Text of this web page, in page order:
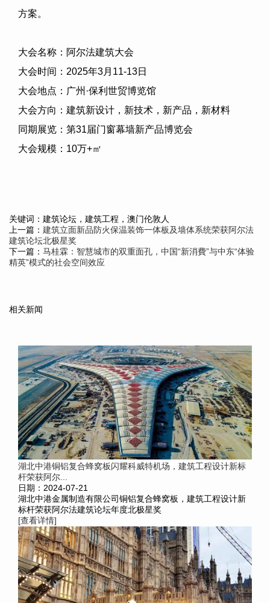
方案。
大会名称：阿尔法建筑大会
大会时间： 2025年3月 11-13日
大会地点：广州·保利世贸博览馆
大会方向：建筑新设计，新技术，新产品，新材料
同期展览：第31届门窗幕墙新产品博览会
大会规模： 10万+㎡
关键词：建筑论坛，建筑工程，澳门伦敦人
上一篇： 建筑立面新品防火保温装饰一体板及墙体系统荣获阿尔法
建筑论坛北极星奖
下一篇： 马桂霖：智慧城市的双重面孔，中国“新消費”与中东“体验
精英”模式的社会空间效应
相关新闻
湖北中港铜铝复合蜂窝板闪耀科威特机场，建筑工程设计新标
杆荣获阿尔...
日期：2024-07-21
湖北中港金属制造有限公司铜铝复合蜂窝板，建筑工程设计新
标杆荣获阿尔法建筑论坛年度北极星奖
[查看详情]